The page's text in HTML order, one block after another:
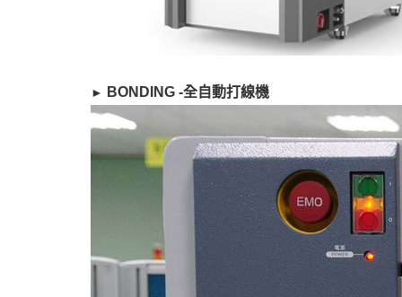
► ​ BONDING -全自動打線機